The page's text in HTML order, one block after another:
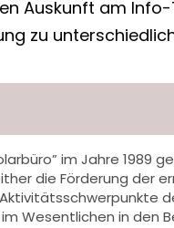
Auskunft am
zu
im Jahre 1989
die Förderung der
Wesentlichen in den